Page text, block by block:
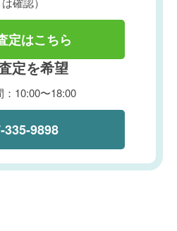
定はこちら
定を希望
：10:00〜18:00
335-9898